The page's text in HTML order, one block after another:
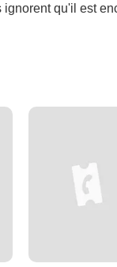
ignorent qu'il est